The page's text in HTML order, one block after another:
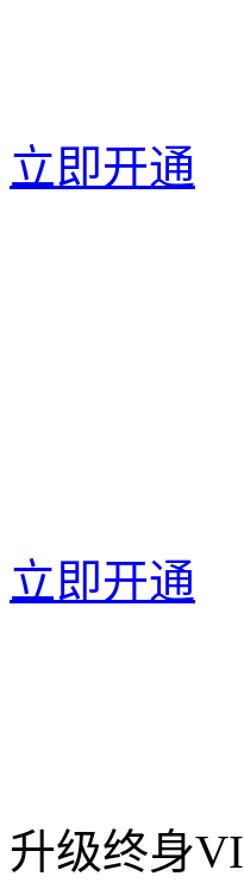
立即开通
立即开通
升级终身